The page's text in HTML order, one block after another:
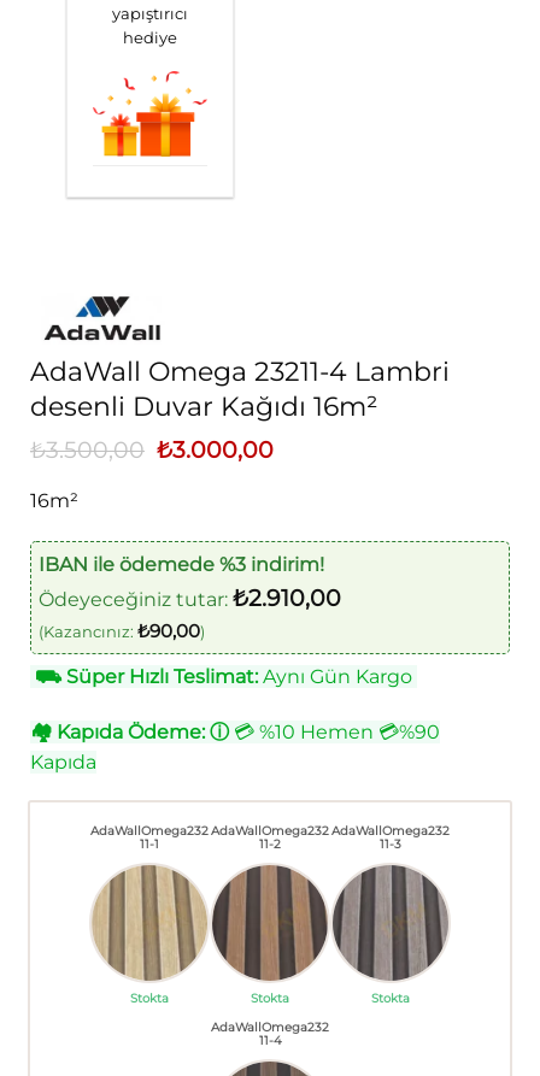
yapıştırıcı
hediye
AdaWall Omega 23211-4 Lambri
desenli Duvar Kağıdı 16m²
₺3.500,00 Orijinal
fiyat:
₺3.000,00Şu
16m²
IBAN ile ödemede %3 indirim!
Ödeyeceğiniz tutar: ₺2.910,00
(Kazancınız: ₺90,00)
⛟Süper Hızlı Teslimat:Aynı Gün Kargo
🏘 Kapıda Ödeme: ⓘ💳 %10 Hemen 💳%90
Kapıda
AdaWallOmega232
11-1
Stokta
AdaWallOmega232
11-2
Stokta
AdaWallOmega232
11-3
Stokta
AdaWallOmega232
11-4